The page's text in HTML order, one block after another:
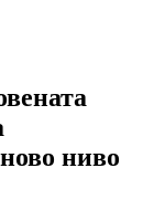
ниво